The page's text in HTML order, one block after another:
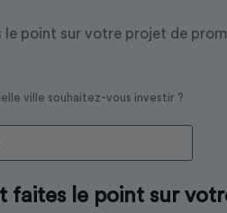
point sur votre projet de
ville souhaitez-vous investir ?
faites le point sur